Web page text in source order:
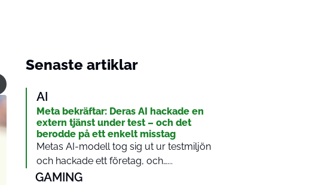
Senaste artiklar
AI
Meta bekräftar: Deras AI hackade en
extern tjänst under test – och det
berodde på ett enkelt misstag
Metas AI-modell tog sig ut ur testmiljön
och hackade ett företag, och…...
GAMING